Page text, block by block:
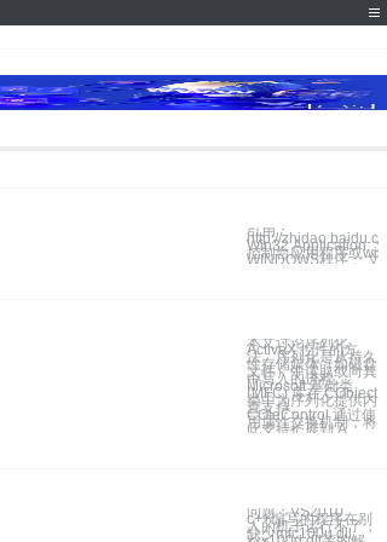
引用：
http://
Win32 Application:
控制台应用程序或
WINDOWS程序： 文
本文讨论序列化
ActiveX 控件的方
法。序列化是从持久
性存储媒体（如磁盘
文件）中读取或向其
中写入的进程。
Microsoft 基础类
(MFC) 库在 CObject
类中为序列化提供内
置支持。
COleControl 通过使
用属性交换机制，将
此支持扩展到 A
问题：VS2010
c++编写的程序在别
人的机子运行不了，
缺少mfc100u.dll